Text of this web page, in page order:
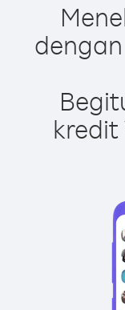
kredit